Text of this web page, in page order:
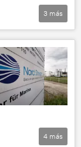
3 más
4 más